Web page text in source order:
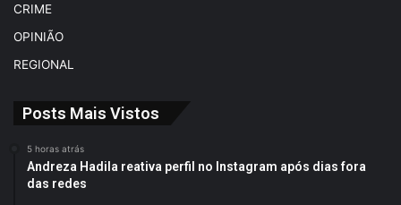
CRIME
OPINIÃO
REGIONAL
Posts Mais Vistos
5 horas atrás
Andreza Hadila reativa perfil no Instagram após dias fora
das redes